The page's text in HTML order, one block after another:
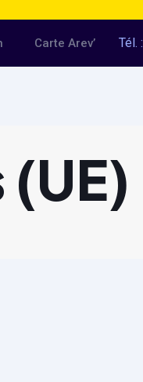
Carte Arev’ Tél. :